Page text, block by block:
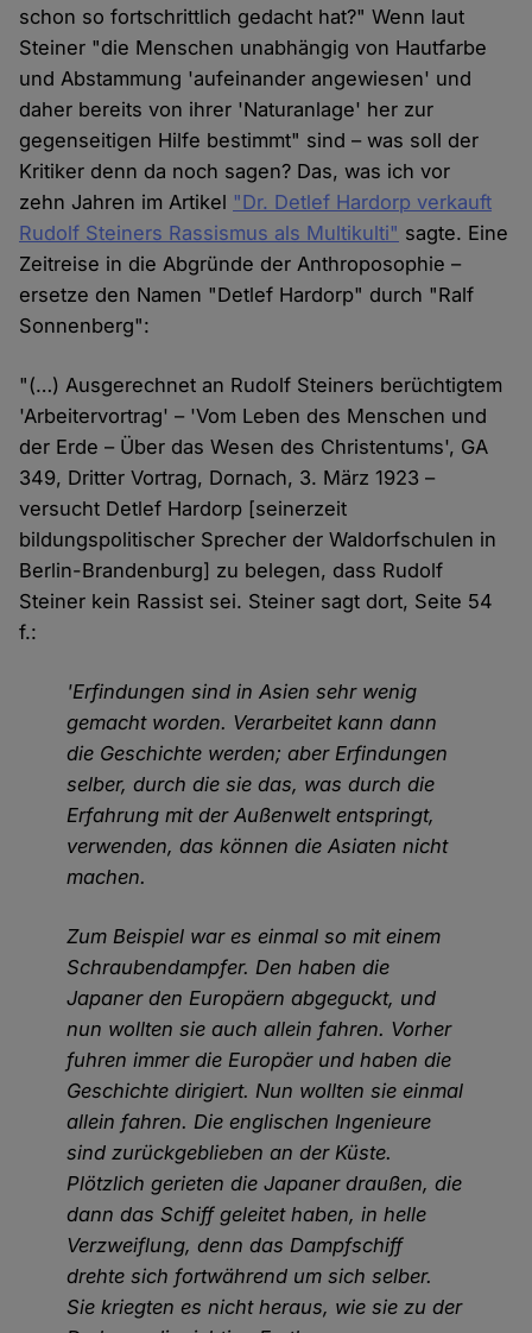
schon so fortschrittlich gedacht hat?" Wenn laut
Steiner "die Menschen unabhängig von Hautfarbe
und Abstammung 'aufeinander angewiesen' und
daher bereits von ihrer 'Naturanlage' her zur
gegenseitigen Hilfe bestimmt" sind – was soll der
Kritiker denn da noch sagen? Das, was ich vor
zehn Jahren im Artikel "Dr. Detlef Hardorp verkauft
Rudolf Steiners Rassismus als Multikulti" sagte. Eine
Zeitreise in die Abgründe der Anthroposophie –
ersetze den Namen "Detlef Hardorp" durch "Ralf
Sonnenberg":
"(…) Ausgerechnet an Rudolf Steiners berüchtigtem
'Arbeitervortrag' – 'Vom Leben des Menschen und
der Erde – Über das Wesen des Christentums', GA
349, Dritter Vortrag, Dornach, 3. März 1923 –
versucht Detlef Hardorp [seinerzeit
bildungspolitischer Sprecher der Waldorfschulen in
Berlin-Brandenburg] zu belegen, dass Rudolf
Steiner kein Rassist sei. Steiner sagt dort, Seite 54
f.:
'Erfindungen sind in Asien sehr wenig
gemacht worden. Verarbeitet kann dann
die Geschichte werden; aber Erfindungen
selber, durch die sie das, was durch die
Erfahrung mit der Außenwelt entspringt,
verwenden, das können die Asiaten nicht
machen.
Zum Beispiel war es einmal so mit einem
Schraubendampfer. Den haben die
Japaner den Europäern abgeguckt, und
nun wollten sie auch allein fahren. Vorher
fuhren immer die Europäer und haben die
Geschichte dirigiert. Nun wollten sie einmal
allein fahren. Die englischen Ingenieure
sind zurückgeblieben an der Küste.
Plötzlich gerieten die Japaner draußen, die
dann das Schiff geleitet haben, in helle
Verzweiflung, denn das Dampfschiff
drehte sich fortwährend um sich selber.
Sie kriegten es nicht heraus, wie sie zu der